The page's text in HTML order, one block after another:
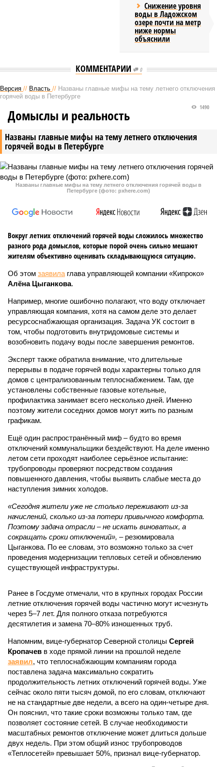
Снижение уровня
воды в Ладожском
озере почти на метр
ниже нормы
объяснили
КОММЕНТАРИИ 0
Версия // Власть // Названы главные мифы на тему летнего отключения
горячей воды в Петербурге
Названы главные мифы на тему летнего отключения
горячей воды в Петербурге
1490
Домыслы и реальность
Названы главные мифы на тему летнего отключения горячей воды в
Петербурге (фото: pxhere.com)
Вокруг летних отключений горячей воды сложилось множество
разного рода домыслов, которые порой очень сильно мешают
жителям объективно оценивать складывающуюся ситуацию.
Об этом заявила глава управляющей компании «Кипроко»
Алёна Цыганкова.
Например, многие ошибочно полагают, что воду отключает
управляющая компания, хотя на самом деле это делает
ресурсоснабжающая организация. Задача УК состоит в
том, чтобы подготовить внутридомовые системы и
возобновить подачу воды после завершения ремонтов.
Эксперт также обратила внимание, что длительные
перерывы в подаче горячей воды характерны только для
домов с централизованным теплоснабжением. Там, где
установлены собственные газовые котельные,
профилактика занимает всего несколько дней. Именно
поэтому жители соседних домов могут жить по разным
графикам.
Ещё один распространённый миф – будто во время
отключений коммунальщики бездействуют. На деле именно
летом сети проходят наиболее серьёзное испытание:
трубопроводы проверяют посредством создания
повышенного давления, чтобы выявить слабые места до
наступления зимних холодов.
«Сегодня жители уже не столько переживают из-за
начислений, сколько из-за потери привычного комфорта.
Поэтому задача отрасли – не искать виноватых, а
сокращать сроки отключений», – резюмировала
Цыганкова. По ее словам, это возможно только за счет
проведения модернизации тепловых сетей и обновлению
существующей инфраструктуры.
Ранее в Госдуме отмечали, что в крупных городах России
летние отключения горячей воды частично могут исчезнуть
через 5–7 лет. Для полного отказа потребуются
десятилетия и замена 70–80% изношенных труб.
Напомним, вице-губернатор Северной столицы Сергей
Кропачев в ходе прямой линии на прошлой неделе
заявил, что теплоснабжающим компаниям города
поставлена задача максимально сократить
продолжительность летних отключений горячей воды. Уже
сейчас около пяти тысяч домой, по его словам, отключают
не на стандартные две недели, а всего на один-четыре дня.
Он пояснил, что такие сроки возможны только там, где
позволяет состояние сетей. В случае необходимости
масштабных ремонтов отключение может длиться дольше
двух недель. При этом общий износ трубопроводов
«Теплосетей» превышает 50%, признал вице-губернатор.